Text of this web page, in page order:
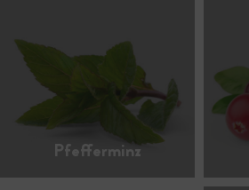
Pfefferminz